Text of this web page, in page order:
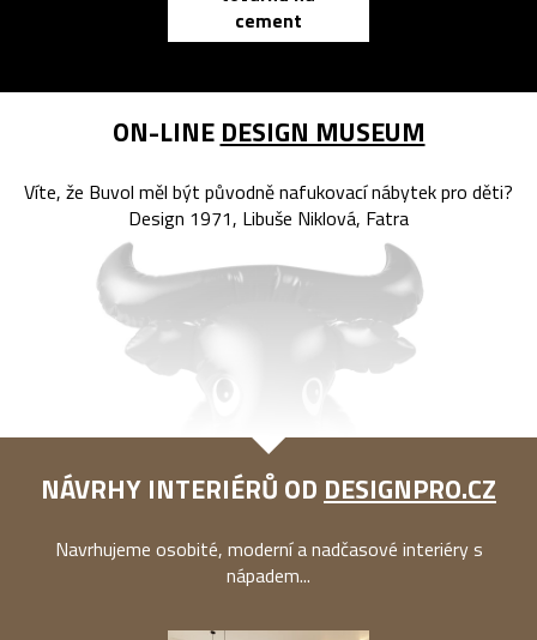
cement
ON-LINE DESIGN MUSEUM
Víte, že Buvol měl být původně nafukovací nábytek pro děti?
Design 1971, Libuše Niklová, Fatra
NÁVRHY INTERIÉRŮ OD DESIGNPRO.CZ
Navrhujeme osobité, moderní a nadčasové interiéry s
nápadem...